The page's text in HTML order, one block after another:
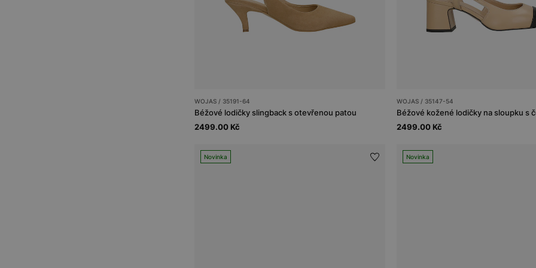
WOJAS / 35191-64
Béžové lodičky slingback s otevřenou patou
2499.00 Kč
WOJAS / 35147-54
2499.00 Kč
Novinka Novinka